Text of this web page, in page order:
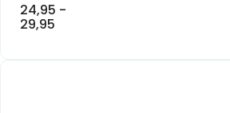
24,95 -
29,95